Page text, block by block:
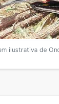
ilustrativa de